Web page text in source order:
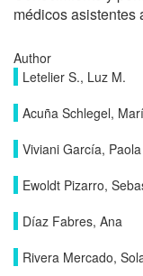
médicos asistentes
Author
Letelier S., Luz M.
Acuña Schlegel,
Viviani García, Paola
Ewoldt Pizarro,
Díaz Fabres, Ana
Rivera Mercado,